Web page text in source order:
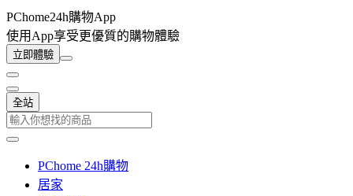
PChome24h購物App
使用App享受更優質的購物體驗
立即體驗
全站
PChome 24h購物
居家